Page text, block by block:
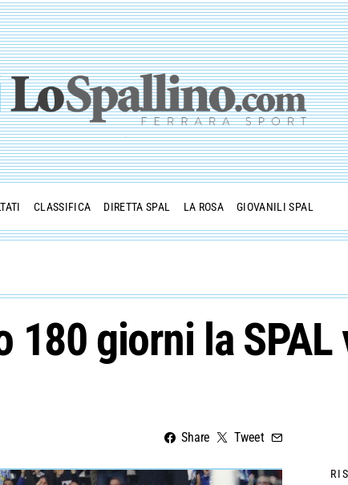
CLASSIFICA DIRETTA SPAL LA ROSA GIOVANILI SPAL
180 giorni la SPAL
Share Tweet